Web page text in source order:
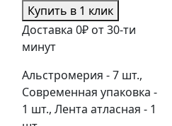
Купить в 1 клик
Доставка 0₽ от 30-ти
минут
Альстромерия - 7 шт.,
Современная упаковка -
1 шт., Лента атласная - 1